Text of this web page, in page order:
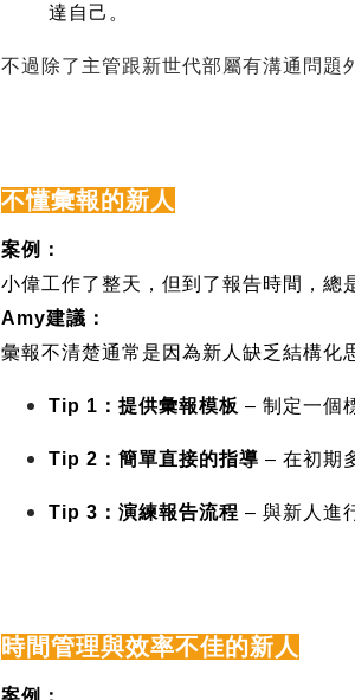
達自己。
不過除了主管跟新世代部屬有溝通問題
不懂彙報的新人
案例：
小偉工作了整天，但到了報告時間，總
Amy建議：
彙報不清楚通常是因為新人缺乏結構化
Tip 1 ：提供彙報模板 – 制定一個
Tip 2 ：簡單直接的指導 – 在初期
Tip 3 ：演練報告流程 – 與新人進
時間管理與效率不佳的新人
案例：